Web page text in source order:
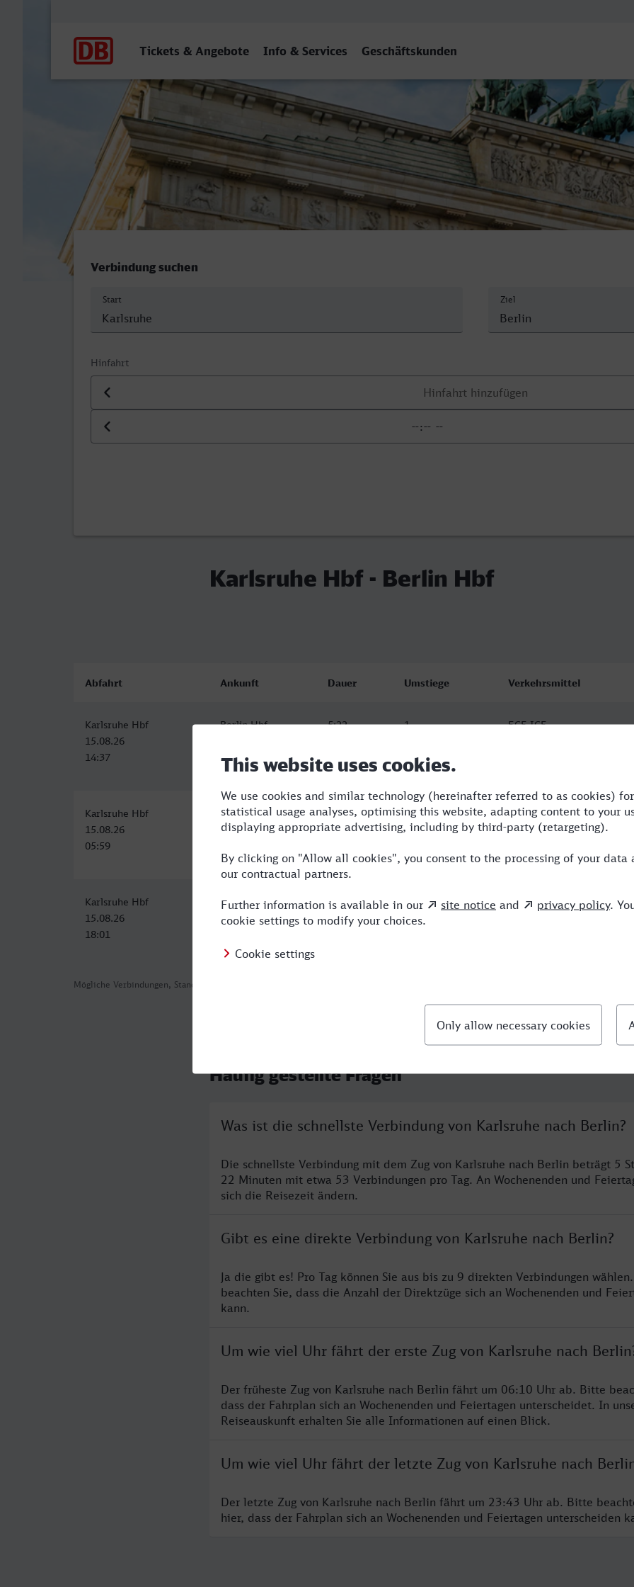
Tickets & Angebote Info & Services Geschäftskunden
Karlsruhe Hbf - Berlin Hbf
Verbindung suchen
Start Ziel
Hinfahrt
Datum der Hinfahrt
Uhrzeit der Hinfahrt
Karlsruhe Hbf - Berlin Hbf
Mögliche Verbindungen, Stand: 2026-08-08 00:22
Abfahrt Ankunft Dauer Umstiege Verkehrsmittel
Karlsruhe Hbf
15.08.26
14:37
Berlin Hbf
19:59
5:22 1 ECE,ICE
Karlsruhe Hbf
15.08.26
05:59
Berlin Hbf
15.08.26
5:35 0 ICE
Karlsruhe Hbf
15.08.26
18:01
Berlin Hbf
15.08.26
5:33 0 ICE
Häufig gestellte Fragen
Was ist die schnellste Verbindung von Karlsruhe nach Berlin?
Die schnellste Verbindung mit dem Zug von Karlsruhe nach Berlin beträgt 5
22 Minuten mit etwa 53 Verbindungen pro Tag. An Wochenenden und
sich die Reisezeit ändern.
Gibt es eine direkte Verbindung von Karlsruhe nach Berlin?
Ja die gibt es! Pro Tag können Sie aus bis zu 9 direkten Verbindungen
beachten Sie, dass die Anzahl der Direktzüge sich an Wochenenden und
kann.
Um wie viel Uhr fährt der erste Zug von Karlsruhe nach
Der früheste Zug von Karlsruhe nach Berlin fährt um 06:10 Uhr ab. Bitte
dass der Fahrplan sich an Wochenenden und Feiertagen unterscheidet. In
Reiseauskunft erhalten Sie alle Informationen auf einen Blick.
Um wie viel Uhr fährt der letzte Zug von Karlsruhe nach
Der letzte Zug von Karlsruhe nach Berlin fährt um 23:43 Uhr ab. Bitte
hier, dass der Fahrplan sich an Wochenenden und Feiertagen unterscheiden